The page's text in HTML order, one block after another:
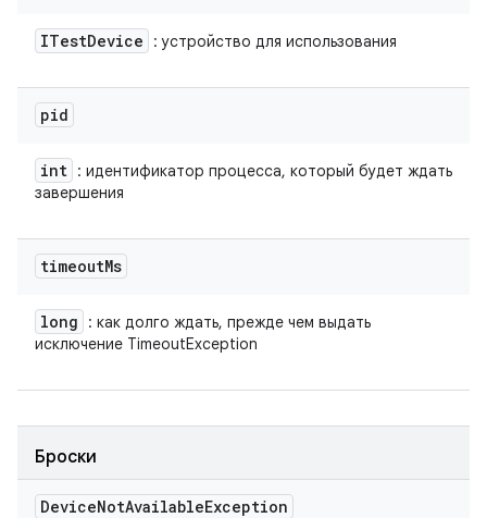
ITestDevice : устройство для использования
pid
int : идентификатор процесса, который будет ждать
завершения
timeoutMs
long
: как долго ждать, прежде чем выдать
исключение TimeoutException
Броски
DeviceNotAvailableException